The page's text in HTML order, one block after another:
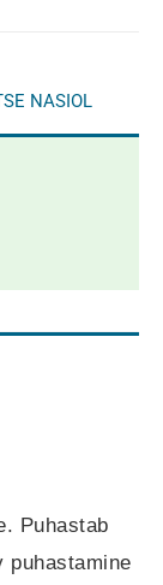
NASIOL
Puhastab
puhastamine